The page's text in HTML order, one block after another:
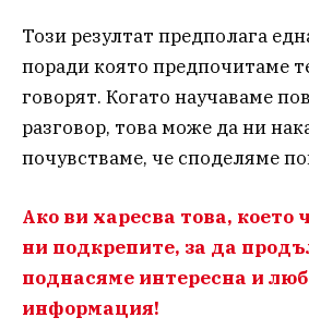
Този резултат предполага
поради която предпочитаме
говорят. Когато научаваме
разговор, това може да ни
почувстваме, че споделяме
Ако ви харесва това, което
ни подкрепите, за да
поднасяме интересна и
информация!